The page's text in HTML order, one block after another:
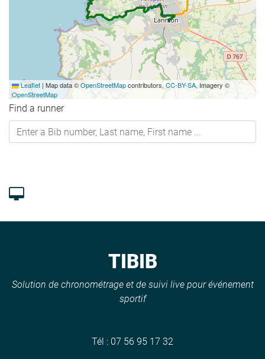
Leaflet | Map data ©OpenStreetMapcontributors, CC-BY-SA, Imagery ©
OpenStreetMap
Find a runner
TIBIB
Solution de chronométrage et de suivi live pour événement
sportif
Tél : 07 56 95 17 32